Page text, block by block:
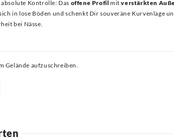
absolute Kontrolle: Das offene Profil mitverstärkten
in lose Böden und schenkt Dir souveräne Kurvenlage
bei Nässe.
Gelände aufzuschreiben.